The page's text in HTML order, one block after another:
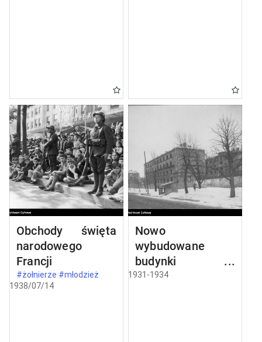
Obchody święta
narodowego
Francji
#żołnierze #młodzież
1938/07/14
Nowo
wybudowane
budynki w
Częstochowie
1931-1934